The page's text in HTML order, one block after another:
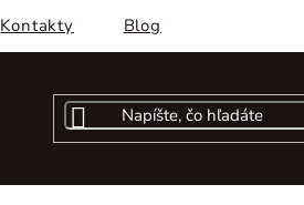
Kontakty Blog